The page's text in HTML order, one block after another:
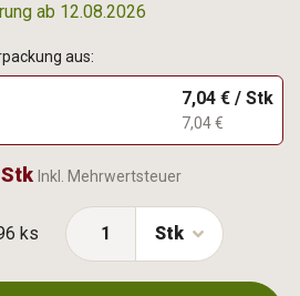
ab 12.08.2026
ks
aus:
7,04 € / Stk
7,04 €
Stk Inkl. Mehrwertsteuer
Stk